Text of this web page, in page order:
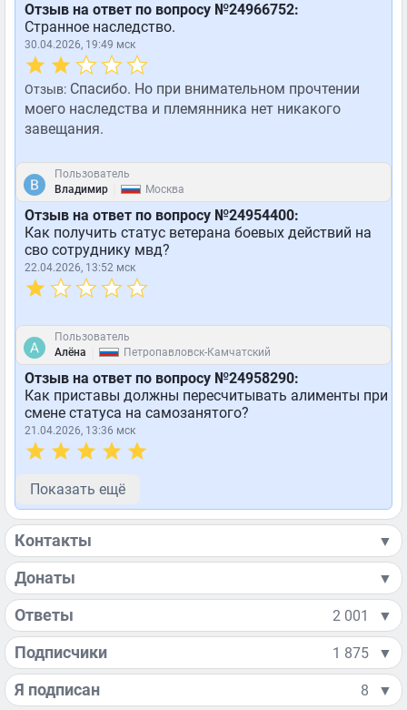
Отзыв на ответ по вопросу №24966752:
Странное наследство.
30.04.2026, 19:49 мск
Отзыв: Спасибо. Но при внимательном прочтении
моего наследства и племянника нет никакого
завещания.
Пользователь
Владимир
Москва
Отзыв на ответ по вопросу №24954400:
Как получить статус ветерана боевых действий на
сво сотруднику мвд?
22.04.2026, 13:52 мск
Пользователь
Алёна
Петропавловск-Камчатский
Отзыв на ответ по вопросу №24958290:
Как приставы должны пересчитывать алименты при
смене статуса на самозанятого?
21.04.2026, 13:36 мск
Показать ещё
Контакты ▼
Донаты ▼
Ответы 2 001 ▼
Подписчики 1 875 ▼
Я подписан 8 ▼